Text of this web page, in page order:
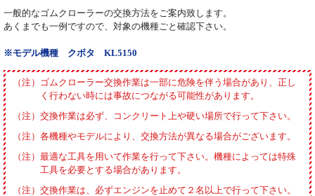
一般的なゴムクローラーの交換方法をご案内致します。
あくまでも一例ですので、対象の機種ごと確認下さい。
※モデル機種 クボタ KL5150
ゴムクローラー交換作業は一部に危険を伴う場合があり、正し
く行わない時には事故につながる可能性があります。
交換作業は必ず、コンクリート上や硬い場所で行って下さい。
各機種やモデルにより、交換方法が異なる場合がございます。
最適な工具を用いて作業を行って下さい。機種によっては特殊
工具を必要とする場合があります。
交換作業は、必ずエンジンを止めて２名以上で行って下さい。